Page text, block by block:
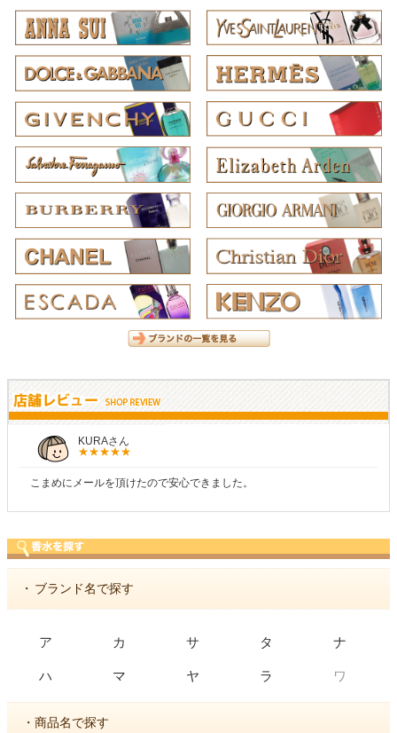
KURAさん
こまめにメールを頂けたので安心できました。
・ ブランド名で探す
ア カ サ タ ナ
ハ マ ヤ ラ ワ
・商品名で探す